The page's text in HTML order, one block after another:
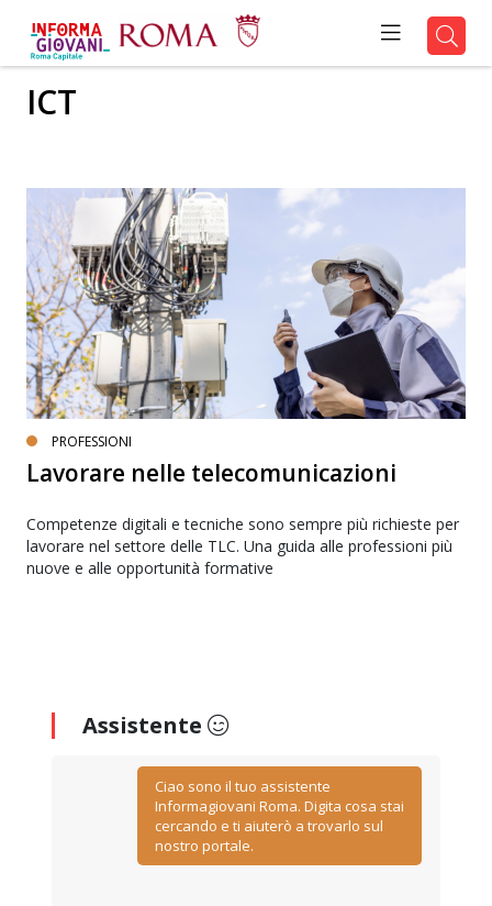
ICT
PROFESSIONI
Lavorare nelle telecomunicazioni
Competenze digitali e tecniche sono sempre più richieste per
lavorare nel settore delle TLC. Una guida alle professioni più
nuove e alle opportunità formative
Assistente
Ciao sono il tuo assistente
Informagiovani Roma. Digita cosa stai
cercando e ti aiuterò a trovarlo sul
nostro portale.